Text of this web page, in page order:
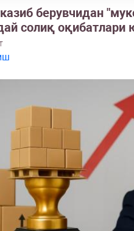
берувчидан
солиқ оқибатлари